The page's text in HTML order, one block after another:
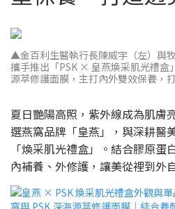
▲金百利生醫執行長陳威宇（左）與
攜手推出「PSK × 皇燕煥采肌光禮盒
源萃修護面膜，主打內外雙效保養，
夏日艷陽高照，紫外線成為肌膚
選燕窩品牌「皇燕」，與深耕醫
「煥采肌光禮盒」。結合膠原
內補養、外修護，讓美從裡到外